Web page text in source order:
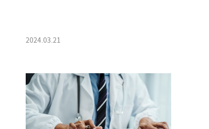
2024.03.21